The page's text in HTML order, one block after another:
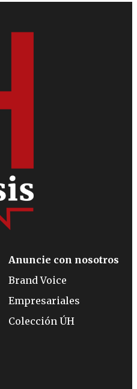
Anuncie con nosotros
Brand Voice
Empresariales
Colección ÚH